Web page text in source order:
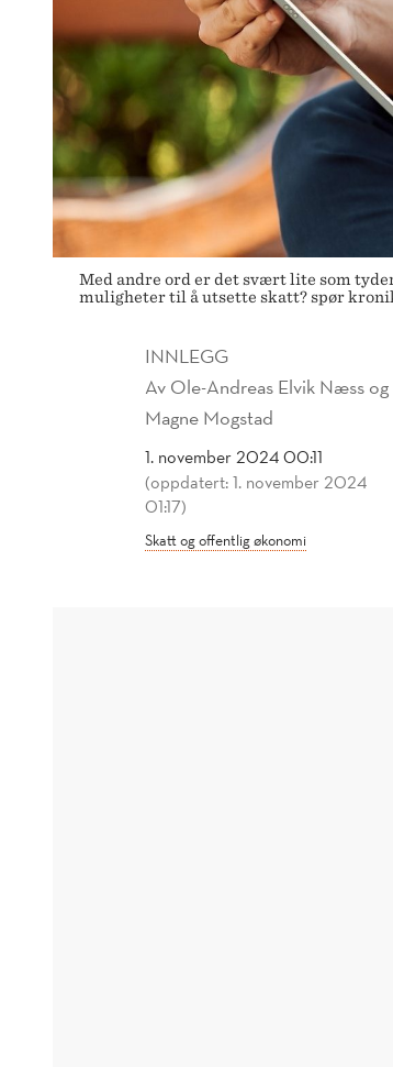
Med andre ord er det svært lite som
muligheter til å utsette skatt? spør
INNLEGG
Av Ole-Andreas Elvik Næss og
Magne Mogstad
1. november 2024 00:11
(oppdatert: 1. november 2024
01:17)
Skatt og offentlig økonomi